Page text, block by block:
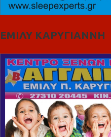
ΕΜΙΛΥ ΚΑΡΥΓΙΑΝΝΗ